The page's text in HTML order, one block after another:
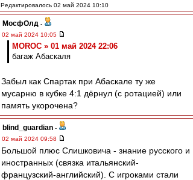
Редактировалось 02 май 2024 10:10
МосфОлд -
02 май 2024 10:05
MOROC » 01 май 2024 22:06
багаж Абаскаля
Забыл как Спартак при Абаскале ту же
мусарню в кубке 4:1 дёрнул (с ротацией) или
память укорочена?
blind_guardian -
02 май 2024 09:58
Большой плюс Слишковича - знание русского и
иностранных (связка итальянский-
французский-английский). С игроками стали